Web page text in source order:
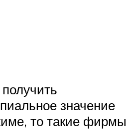
значение
то такие фирмы